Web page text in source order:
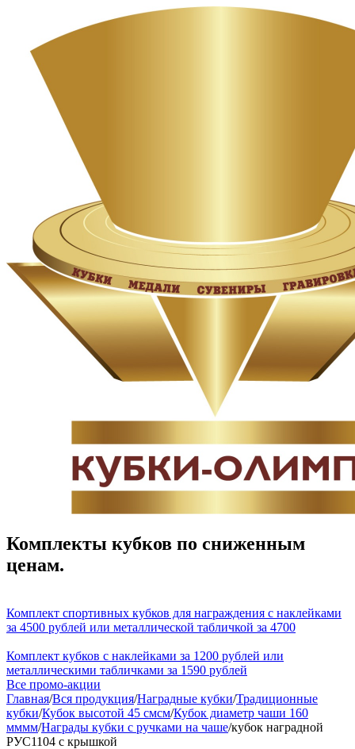
Комплекты кубков по сниженным
ценам.
Комплект спортивных кубков для награждения с наклейками
за 4500 рублей или металлической табличкой за 4700
Комплект кубков с наклейками за 1200 рублей или
металлическими табличками за 1590 рублей
Все промо-акции
Главная/Вся продукция/Наградные кубки/Традиционные
кубки/Кубок высотой 45 смсм/Кубок диаметр чаши 160
мммм/Награды кубки с ручками на чаше/кубок наградной
РУС1104 с крышкой